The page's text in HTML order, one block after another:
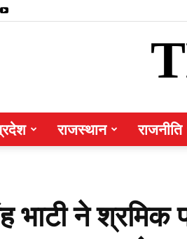
राजस्थान राजनीति
भाटी ने